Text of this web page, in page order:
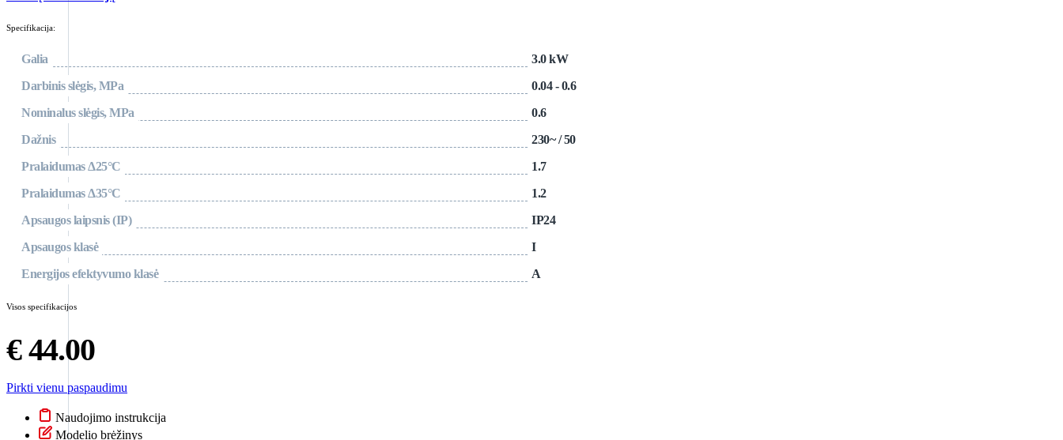
Specifikacija:
Galia
3.0 kW
Darbinis slėgis, MPa
0.04 - 0.6
Nominalus slėgis, MPa
0.6
Dažnis
230~ / 50
Pralaidumas Δ25°C
1.7
Pralaidumas Δ35°C
1.2
Apsaugos laipsnis (IP)
IP24
Apsaugos klasė
I
Energijos efektyvumo klasė
A
Visos specifikacijos
€44.00
Pirkti vienu paspaudimu
Naudojimo instrukcija
Modelio brėžinys